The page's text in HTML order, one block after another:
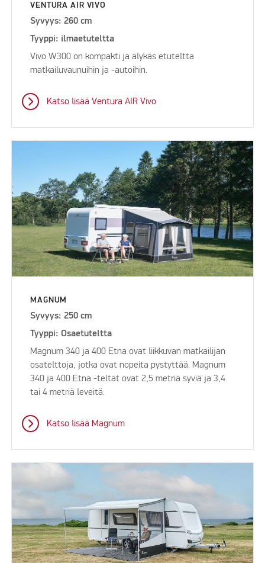
VENTURA AIR VIVO
Syvyys: 260 cm
Tyyppi: ilmaetuteltta
Vivo W300 on kompakti ja älykäs etuteltta
matkailuvaunuihin ja -autoihin.
Katso lisää Ventura AIR Vivo
MAGNUM
Syvyys: 250 cm
Tyyppi: Osaetuteltta
Magnum 340 ja 400 Etna ovat liikkuvan matkailijan
osatelttoja, jotka ovat nopeita pystyttää. Magnum
340 ja 400 Etna -teltat ovat 2,5 metriä syviä ja 3,4
tai 4 metriä leveitä.
Katso lisää Magnum